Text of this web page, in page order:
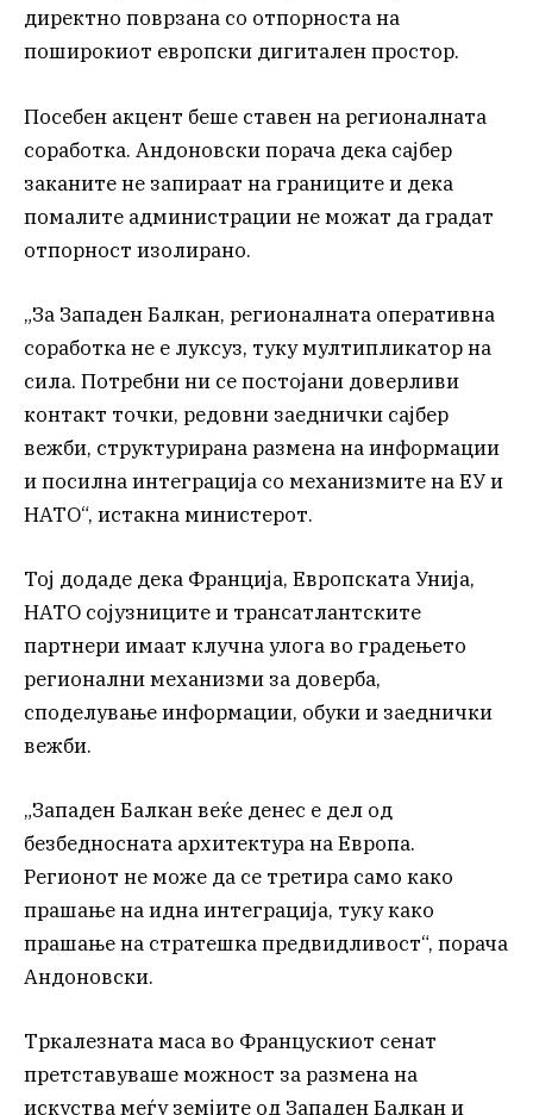
директно поврзана со отпорноста на
поширокиот европски дигитален простор.
Посебен акцент беше ставен на регионалната
соработка. Андоновски порача дека сајбер
заканите не запираат на границите и дека
помалите администрации не можат да градат
отпорност изолирано.
„За Западен Балкан, регионалната оперативна
соработка не е луксуз, туку мултипликатор на
сила. Потребни ни се постојани доверливи
контакт точки, редовни заеднички сајбер
вежби, структурирана размена на информации
и посилна интеграција со механизмите на ЕУ и
НАТО“, истакна министерот.
Тој додаде дека Франција, Европската Унија,
НАТО сојузниците и трансатлантските
партнери имаат клучна улога во градењето
регионални механизми за доверба,
споделување информации, обуки и заеднички
вежби.
„Западен Балкан веќе денес е дел од
безбедносната архитектура на Европа.
Регионот не може да се третира само како
прашање на идна интеграција, туку како
прашање на стратешка предвидливост“, порача
Андоновски.
Тркалезната маса во Францускиот сенат
претставуваше можност за размена на
искуства меѓу земјите од Западен Балкан и